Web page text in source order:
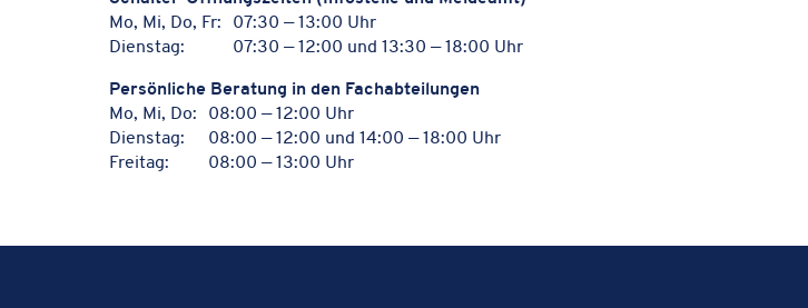
Mo, Mi, Do, Fr: 07:30 — 13:00 Uhr
Dienstag:
07:30 — 12:00 und 13:30 — 18:00 Uhr
Persön­li­che Bera­tung in den Fachabteilungen
Mo, Mi, Do: 08:00 — 12:00 Uhr
Dienstag:
08:00 — 12:00 und 14:00 — 18:00 Uhr
Freitag:
08:00 — 13:00 Uhr